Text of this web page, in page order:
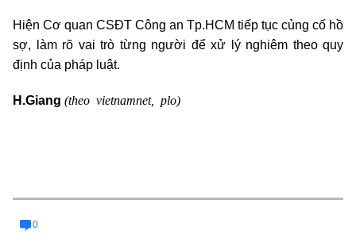
Hiện Cơ quan CSĐT Công an Tp.HCM tiếp tục củng cố hồ
sợ, làm rõ vai trò từng người để xử lý nghiêm theo quy
định của pháp luật.
H.Giang (theo vietnamnet, plo)
0